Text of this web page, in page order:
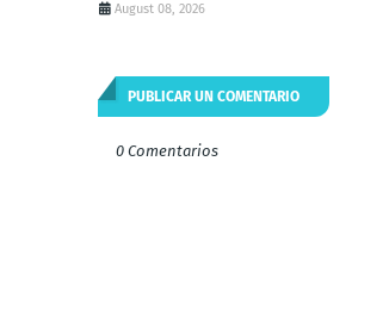
August 08, 2026
PUBLICAR UN COMENTARIO
0 Comentarios